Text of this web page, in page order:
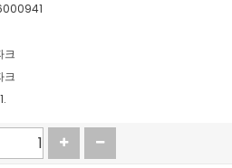
크
크